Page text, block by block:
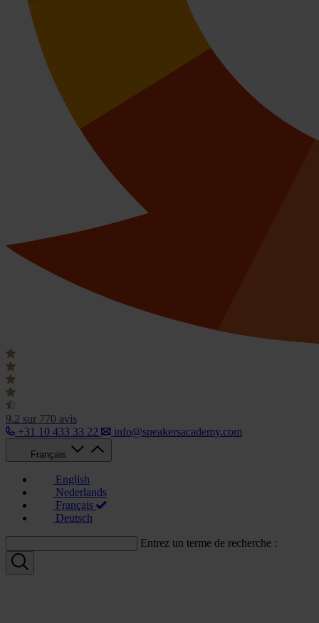
9.2 sur 770 avis
+31 10 433 33 22
info@speakersacademy.com
Français
English
Nederlands
Français
Deutsch
Entrez un terme de recherche :